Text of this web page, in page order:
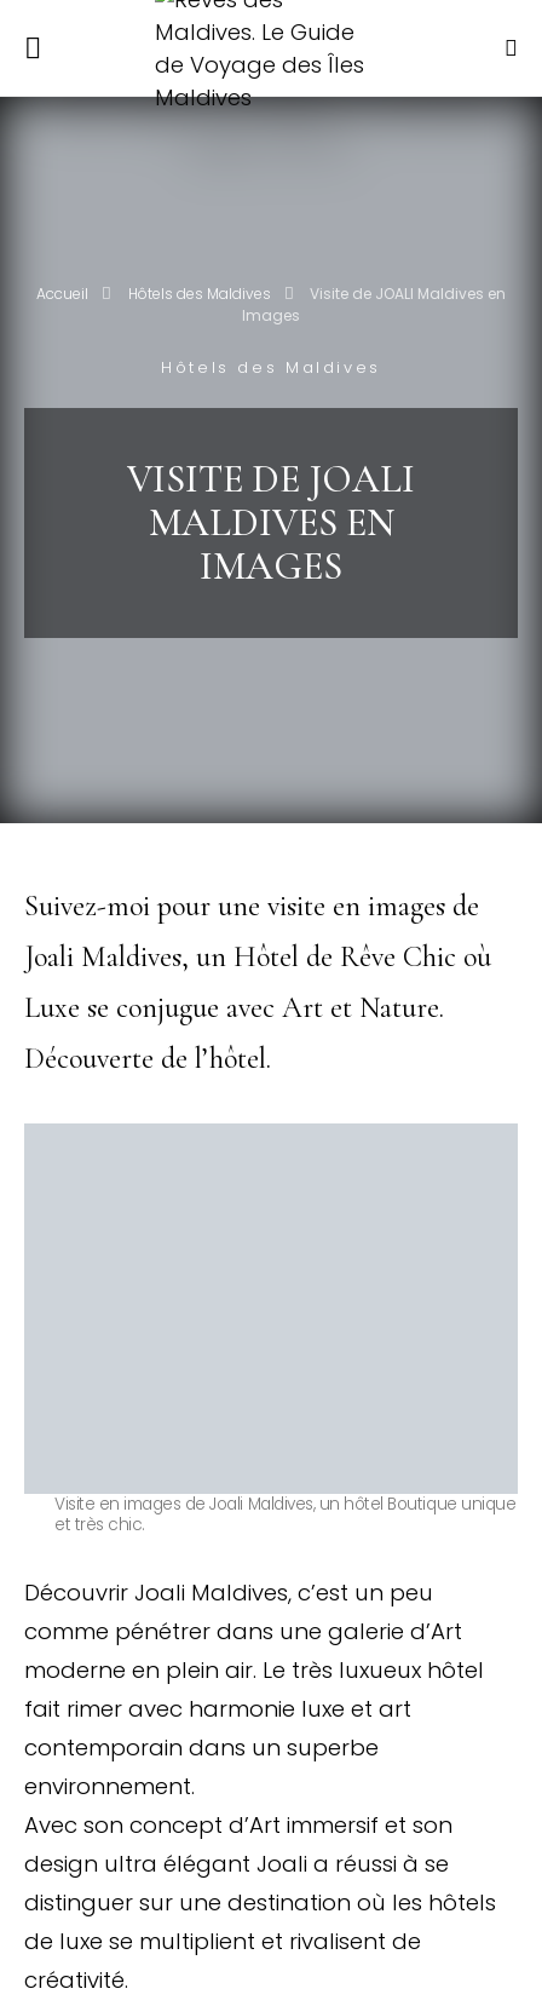
Accueil Hôtels des Maldives
Visite de JOALI Maldives en
Images
Hôtels des Maldives
VISITE DE JOALI
MALDIVES EN
IMAGES
Suivez-moi pour une visite en images de
Joali Maldives, un Hôtel de Rêve Chic où
Luxe se conjugue avec Art et Nature.
Découverte de l’hôtel.
Visite en images de Joali Maldives, un hôtel Boutique unique
et très chic.
Découvrir Joali Maldives, c’est un peu
comme pénétrer dans une galerie d’Art
moderne en plein air. Le très luxueux hôtel
fait rimer avec harmonie luxe et art
contemporain dans un superbe
environnement.
Avec son concept d’Art immersif et son
design ultra élégant Joali a réussi à se
distinguer sur une destination où les hôtels
de luxe se multiplient et rivalisent de
créativité.